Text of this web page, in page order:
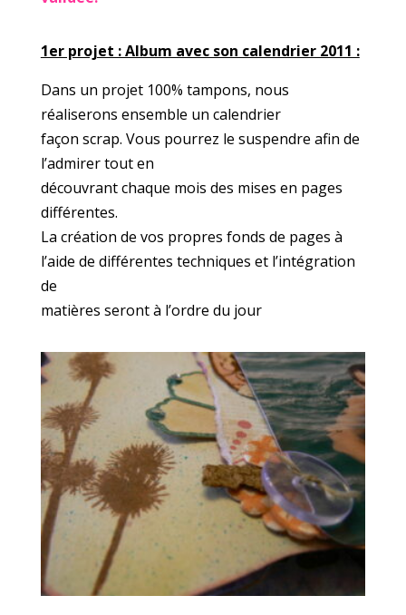
1er projet : Album avec son calendrier 2011 :
Dans un projet 100% tampons, nous
réaliserons ensemble un calendrier
façon scrap. Vous pourrez le suspendre afin de
l’admirer tout en
découvrant chaque mois des mises en pages
différentes.
La création de vos propres fonds de pages à
l’aide de différentes techniques et l’intégration
de
matières seront à l’ordre du jour